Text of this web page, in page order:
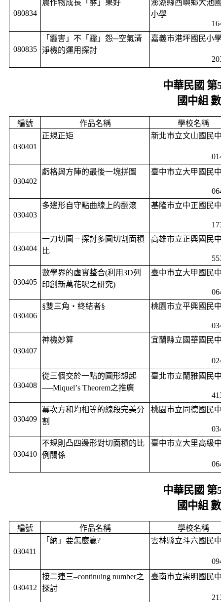
080834
農作物成長「酵」果好
澎湖縣西嶼鄉大池
小學
080835
「霾害」不「霾」怨─空氣清
淨機的運用探討
嘉義市港坪國民小
中華民國 第
國中組
編號 作品名稱 學校名稱
030401
正規正矩 新北市立文山國民
030402
虧格與方陣的最後一塊拼圖 臺中市立大甲國民
030403
多邊形自守點曲線上的翻滾 基隆市立中正國民
030404
一刀切圓－探討多圓切割面積
比
高雄市立正興國民
030405
數學界的虛實整合(利用3D列
印創新萬花呎之研究)
臺中市立大甲國民
030406
§雙三角‧終結者§ 桃園市立平興國民
030407
神機妙算 宜蘭縣立國華國民
030408
從三個交於一點的圓形想起
──Miquel’s Theorem之推廣
臺北市立蘭雅國民
030409
冪次方和均相等的線段完美分
割
桃園市立同德國民
030410
不規則凸四邊形對切面積的比
例關係
臺中市立大里高級
中華民國 第
國中組
編號 作品名稱 學校名稱
030411
「納」要怎麼贏? 雲林縣立斗六國民
030412
接二連三–continuing number之
探討
臺南市立崇明國民